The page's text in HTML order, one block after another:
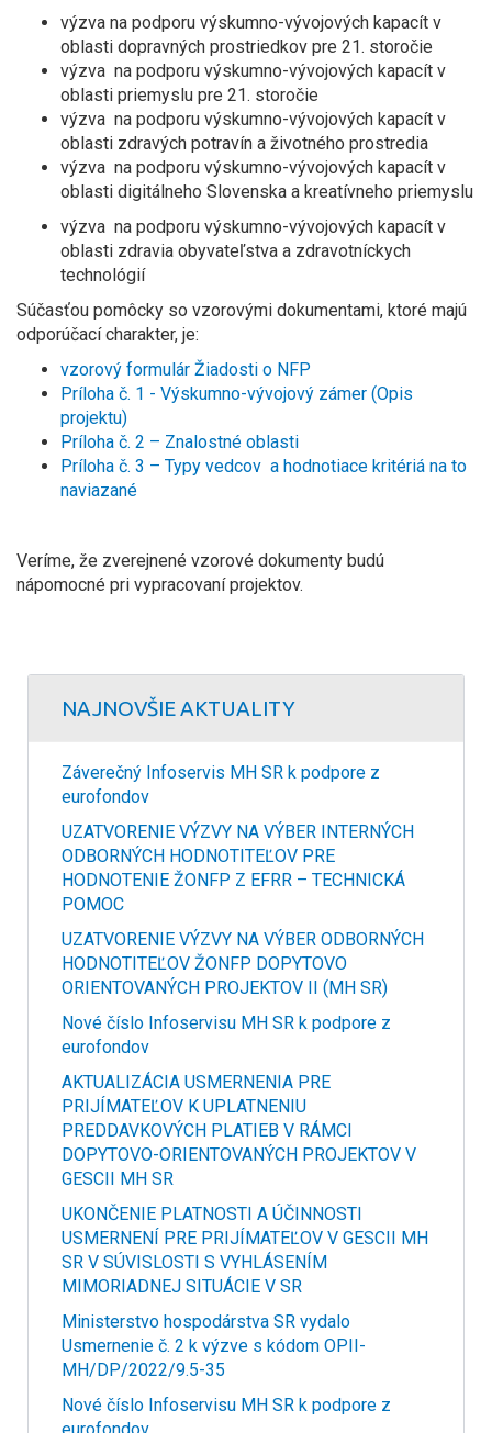
výzva na podporu výskumno-vývojových kapacít v
oblasti dopravných prostriedkov pre 21. storočie
výzva na podporu výskumno-vývojových kapacít v
oblasti priemyslu pre 21. storočie
výzva na podporu výskumno-vývojových kapacít v
oblasti zdravých potravín a životného prostredia
výzva na podporu výskumno-vývojových kapacít v
oblasti digitálneho Slovenska a kreatívneho priemyslu
výzva na podporu výskumno-vývojových kapacít v
oblasti zdravia obyvateľstva a zdravotníckych
technológií
Súčasťou pomôcky so vzorovými dokumentami, ktoré majú
odporúčací charakter, je:
vzorový formulár Žiadosti o NFP
Príloha č. 1 - Výskumno-vývojový zámer (Opis
projektu)
Príloha č. 2 – Znalostné oblasti
Príloha č. 3 – Typy vedcov a hodnotiace kritériá na to
naviazané
Veríme, že zverejnené vzorové dokumenty budú
nápomocné pri vypracovaní projektov.
NAJNOVŠIE AKTUALITY
Záverečný Infoservis MH SR k podpore z
eurofondov
UZATVORENIE VÝZVY NA VÝBER INTERNÝCH
ODBORNÝCH HODNOTITEĽOV PRE
HODNOTENIE ŽONFP Z EFRR – TECHNICKÁ
POMOC
UZATVORENIE VÝZVY NA VÝBER ODBORNÝCH
HODNOTITEĽOV ŽONFP DOPYTOVO
ORIENTOVANÝCH PROJEKTOV II (MH SR)
Nové číslo Infoservisu MH SR k podpore z
eurofondov
AKTUALIZÁCIA USMERNENIA PRE
PRIJÍMATEĽOV K UPLATNENIU
PREDDAVKOVÝCH PLATIEB V RÁMCI
DOPYTOVO-ORIENTOVANÝCH PROJEKTOV V
GESCII MH SR
UKONČENIE PLATNOSTI A ÚČINNOSTI
USMERNENÍ PRE PRIJÍMATEĽOV V GESCII MH
SR V SÚVISLOSTI S VYHLÁSENÍM
MIMORIADNEJ SITUÁCIE V SR
Ministerstvo hospodárstva SR vydalo
Usmernenie č. 2 k výzve s kódom OPII-
MH/DP/2022/9.5-35
Nové číslo Infoservisu MH SR k podpore z